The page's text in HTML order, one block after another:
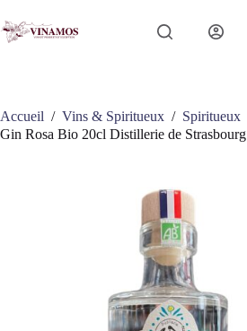
au
contenu
Accueil / Vins & Spiritueux / Spiritueux
Gin Rosa Bio 20cl Distillerie de Strasbourg